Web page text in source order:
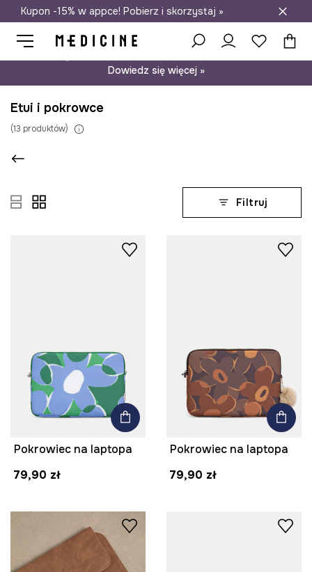
Darmowa dostawa do salonów
Kupon -15% w appce! Pobierz i skorzystaj »
Dowiedz się więcej »
Etui i pokrowce
(13 produktów)
Filtruj
Pokrowiec na laptopa
79,90 zł
Pokrowiec na laptopa
79,90 zł